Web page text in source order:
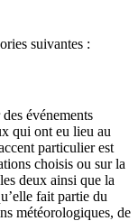
suivantes :
événements
qui ont eu lieu au
particulier est
choisis ou sur la
deux ainsi que la
fait partie du
météorologiques, de